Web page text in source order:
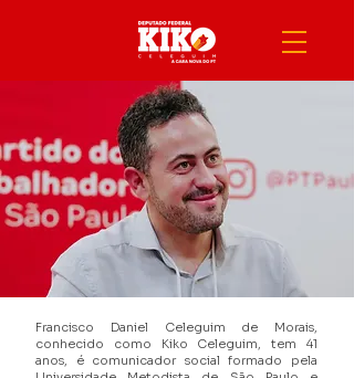
Francisco Daniel Celeguim de Morais,
conhecido como Kiko Celeguim, tem 41
anos, é comunicador social formado pela